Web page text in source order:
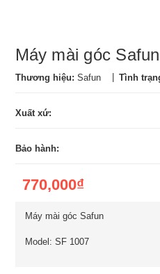
Máy mài góc
Thương hiệu: Safun Tình
Xuất xứ:
Bảo hành:
770,000₫
Máy mài góc Safun
Model: SF 1007